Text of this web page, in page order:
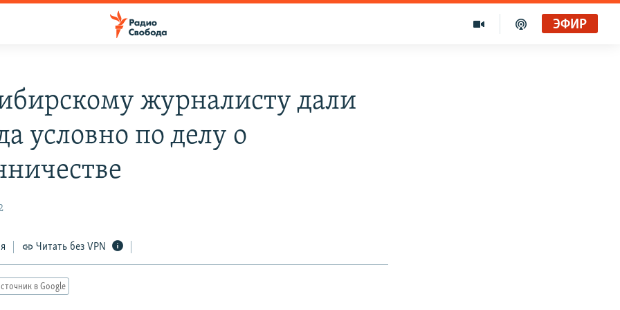
ЭФИР
журналисту дали
условно по делу о
Читать без VPN
в Google